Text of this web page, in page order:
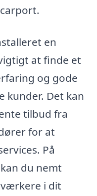
en
at finde et
og gode
kunder. Det kan
tilbud fra
for at
På
kan du nemt
i dit